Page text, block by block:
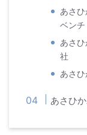
あさ
ベンチ
あさ
社
あさ
あさひ